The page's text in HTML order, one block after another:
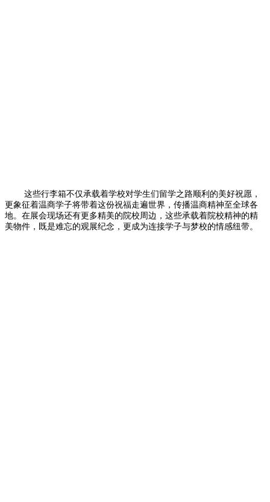
这些行李箱不仅承载着学校对学生们留学之路顺利的美好祝愿，
更象征着温商学子将带着这份祝福走遍世界，传播温商精神至全球各
地。在展会现场还有更多精美的院校周边，这些承载着院校精神的精
美物件，既是难忘的观展纪念，更成为连接学子与梦校的情感纽带。